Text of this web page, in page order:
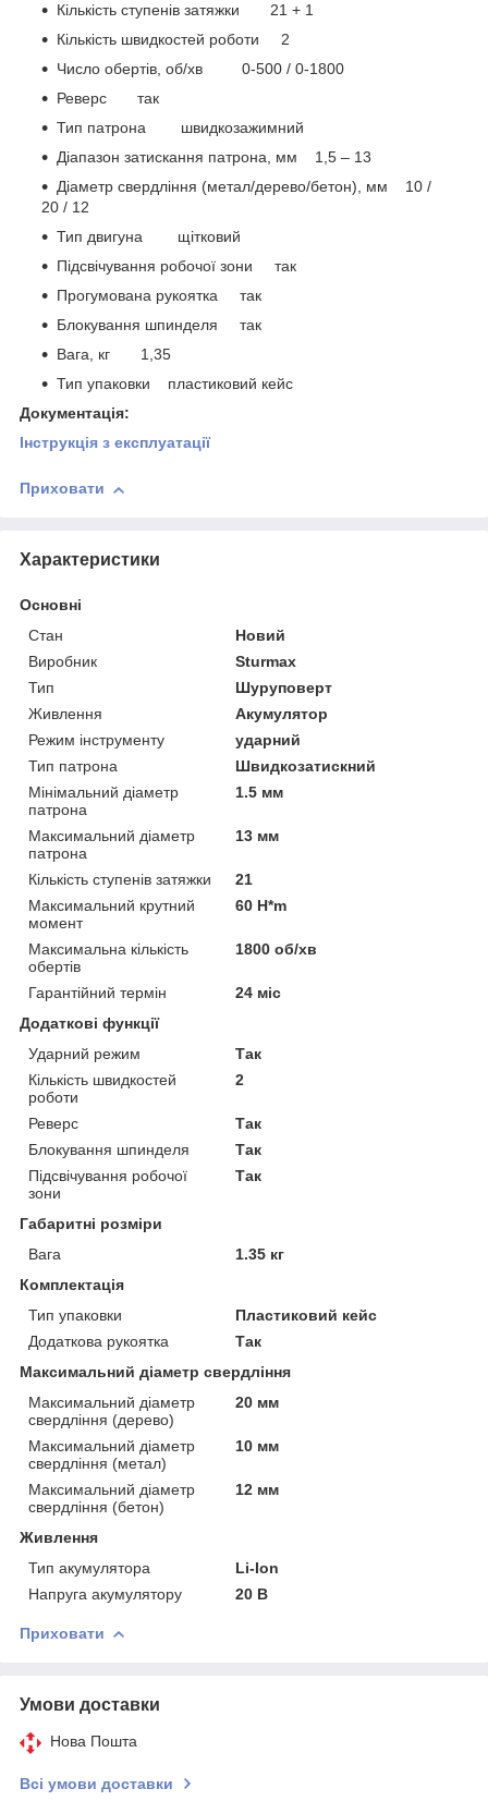
Кількість ступенів затяжки 21 + 1
Кількість швидкостей роботи 2
Число обертів, об/хв 0-500 / 0-1800
Реверс так
Тип патрона швидкозажимний
Діапазон затискання патрона, мм 1,5 – 13
Діаметр свердління (метал/дерево/бетон), мм 10 /
20 / 12
Тип двигуна щітковий
Підсвічування робочої зони так
Прогумована рукоятка так
Блокування шпинделя так
Вага, кг 1,35
Тип упаковки пластиковий кейс
Документація:
Інструкція з експлуатації
Приховати
Характеристики
Основні
Стан
Новий
Виробник
Sturmax
Тип
Шуруповерт
Живлення
Акумулятор
Режим інструменту
ударний
Тип патрона
Швидкозатискний
Мінімальний діаметр
патрона
1.5 мм
Максимальний діаметр
патрона
13 мм
Кількість ступенів затяжки
21
Максимальний крутний
момент
60 H*m
Максимальна кількість
обертів
1800 об/хв
Гарантійний термін
24 міс
Додаткові функції
Ударний режим
Так
Кількість швидкостей
роботи
2
Реверс
Так
Блокування шпинделя
Так
Підсвічування робочої
зони
Так
Габаритні розміри
Вага
1.35 кг
Комплектація
Тип упаковки
Пластиковий кейс
Додаткова рукоятка
Так
Максимальний діаметр свердління
Максимальний діаметр
свердління (дерево)
20 мм
Максимальний діаметр
свердління (метал)
10 мм
Максимальний діаметр
свердління (бетон)
12 мм
Живлення
Тип акумулятора
Li-Ion
Напруга акумулятору
20 В
Приховати
Умови доставки
Нова Пошта
Всі умови доставки